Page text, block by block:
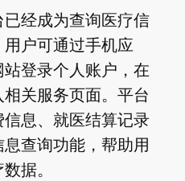
经成为查询医疗信
户可通过手机应
登录个人账户，在
关服务页面。平台
息、就医结算记录
查询功能，帮助用
据。